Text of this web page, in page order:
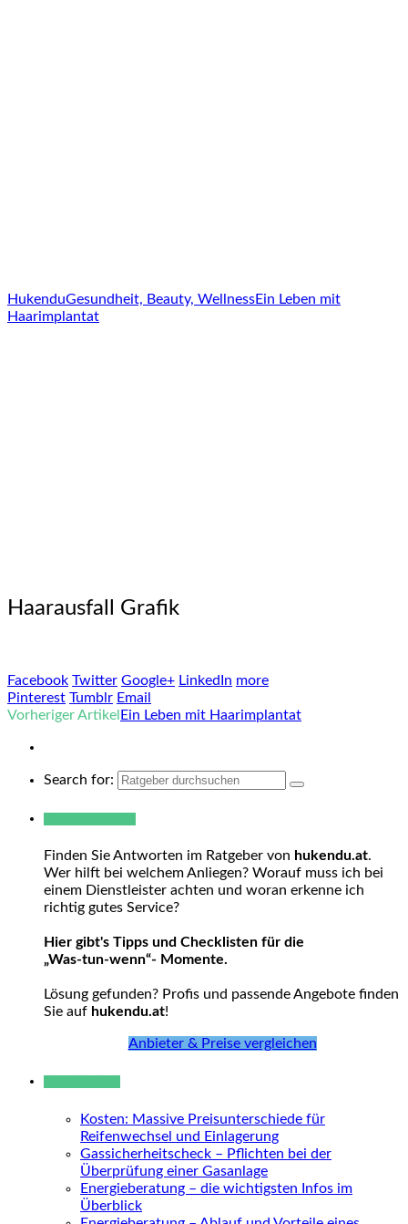
HukenduGesundheit, Beauty, WellnessEin Leben mit
Haarimplantat
Haarausfall Grafik
Facebook Twitter Google+ LinkedIn more
Pinterest Tumblr Email
Vorheriger Artikel Ein Leben mit Haarimplantat
Search for:
Finden Sie Antworten im Ratgeber von hukendu.at.
Wer hilft bei welchem Anliegen? Worauf muss ich bei
einem Dienstleister achten und woran erkenne ich
richtig gutes Service?
Hier gibt's Tipps und Checklisten für die
„Was-tun-wenn“- Momente.
Lösung gefunden? Profis und passende Angebote finden
Sie auf hukendu.at!
Anbieter & Preise vergleichen
Kosten: Massive Preisunterschiede für
Reifenwechsel und Einlagerung
Gassicherheitscheck – Pflichten bei der
Überprüfung einer Gasanlage
Energieberatung – die wichtigsten Infos im
Überblick